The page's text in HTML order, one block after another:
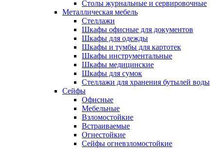
Столы журнальные и сервировочные
Металлическая мебель
Стеллажи
Шкафы офисные для документов
Шкафы для одежды
Шкафы и тумбы для картотек
Шкафы инструментальные
Шкафы медицинские
Шкафы для сумок
Стеллажи для хранения бутылей воды
Сейфы
Офисные
Мебельные
Взломостойкие
Встраиваемые
Огнестойкие
Сейфы огневзломостойкие